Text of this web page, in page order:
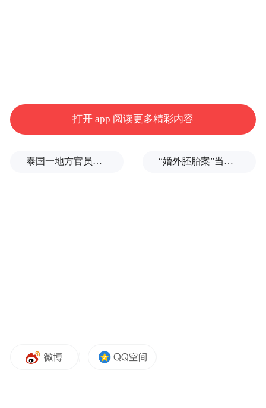
打开 app 阅读更多精彩内容
泰国一地方官员遭枪击 “婚外胚胎案”当事人：20年结婚纪念日没收到鲜花，但等到了勇气